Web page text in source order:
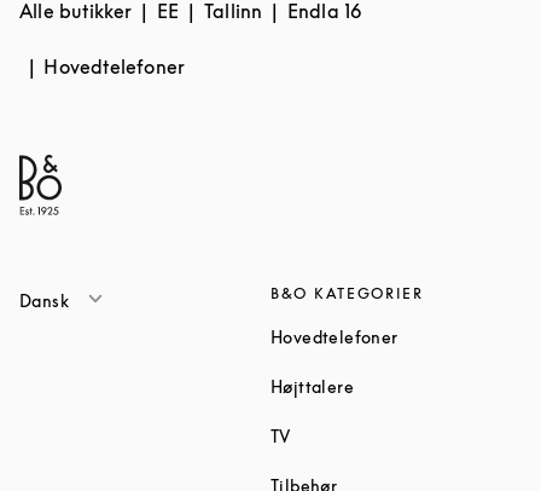
Alle butikker EE Tallinn Endla 16
Hovedtelefoner
Dansk B&O KATEGORIER
HovedtelefonerLink Opens in
Højttalere
TVLink Opens in New Tab
TilbehørLink Opens in New Tab